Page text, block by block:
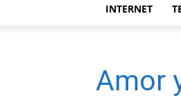
INTERNET
Amor